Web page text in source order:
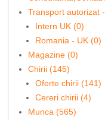
Transport autorizat
Intern UK (0)
Romania - UK (0)
Magazine (0)
Chirii (145)
Oferte chirii (141)
Cereri chirii (4)
Munca (565)